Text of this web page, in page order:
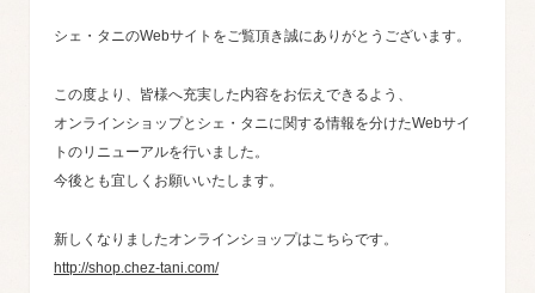
シェ・タニのWebサイトをご覧頂き誠にありがとうございます。
この度より、皆様へ充実した内容をお伝えできるよう、
オンラインショップとシェ・タニに関する情報を分けたWebサイ
トのリニューアルを行いました。
今後とも宜しくお願いいたします。
新しくなりましたオンラインショップはこちらです。
http://shop.chez-tani.com/